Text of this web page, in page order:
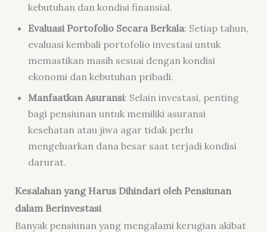
kebutuhan dan kondisi finansial.
Evaluasi Portofolio Secara Berkala: Setiap tahun,
evaluasi kembali portofolio investasi untuk
memastikan masih sesuai dengan kondisi
ekonomi dan kebutuhan pribadi.
Manfaatkan Asuransi: Selain investasi, penting
bagi pensiunan untuk memiliki asuransi
kesehatan atau jiwa agar tidak perlu
mengeluarkan dana besar saat terjadi kondisi
darurat.
Kesalahan yang Harus Dihindari oleh Pensiunan
dalam Berinvestasi
Banyak pensiunan yang mengalami kerugian akibat